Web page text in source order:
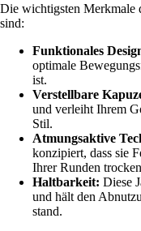
Die wichtigsten Merkmale
sind:
Funktionales
optimale
ist.
Verstellbare
und verleiht Ihrem
Stil.
Atmungsaktive
konzipiert, dass sie
Ihrer Runden
Haltbarkeit: Diese
und hält den
stand.